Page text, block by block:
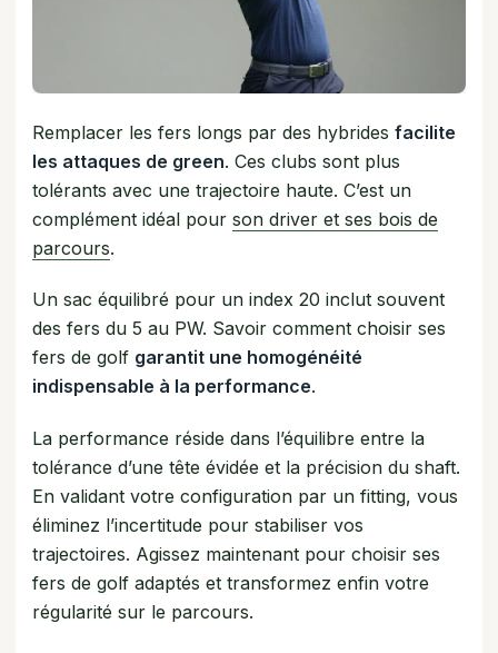
Remplacer les fers longs par des hybrides facilite
les attaques de green. Ces clubs sont plus
tolérants avec une trajectoire haute. C’est un
complément idéal pour son driver et ses bois de
parcours.
Un sac équilibré pour un index 20 inclut souvent
des fers du 5 au PW. Savoir comment choisir ses
fers de golf garantit une homogénéité
indispensable à la performance.
La performance réside dans l’équilibre entre la
tolérance d’une tête évidée et la précision du shaft.
En validant votre configuration par un fitting, vous
éliminez l’incertitude pour stabiliser vos
trajectoires. Agissez maintenant pour choisir ses
fers de golf adaptés et transformez enfin votre
régularité sur le parcours.